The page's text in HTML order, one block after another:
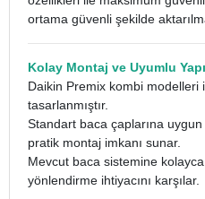
ortama güvenli şekilde
Kolay Montaj ve Uyumlu Yapı
Daikin Premix kombi modelleri
tasarlanmıştır.
Standart baca çaplarına uygun
pratik montaj imkanı sunar.
Mevcut baca sistemine
yönlendirme ihtiyacını karşılar.